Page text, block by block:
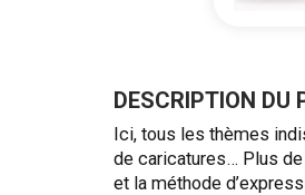
début
la
Galerie
d’images
DESCRIPTION DU
Ici, tous les thèmes
de caricatures… Plus
et la méthode